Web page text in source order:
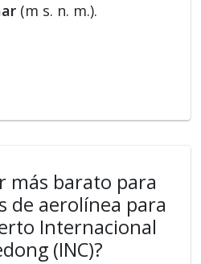
(m s. n. m.).
más barato para
de aerolínea para
Internacional
(INC)?